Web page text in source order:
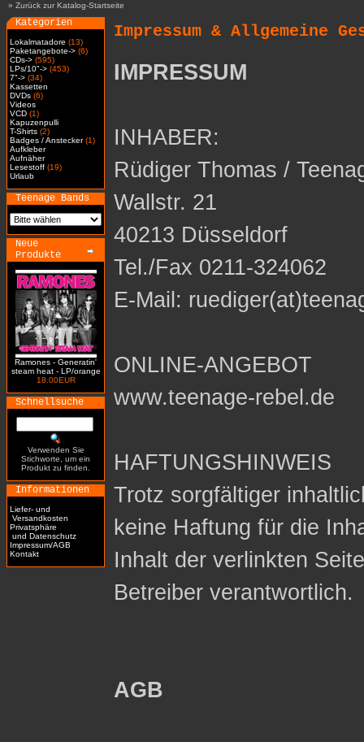
» Zurück zur Katalog-Startseite
Kategorien
Lokalmatadore (13)
Paketangebote-> (6)
CDs-> (595)
LPs/10"-> (453)
7"-> (34)
Kassetten
DVDs (6)
Videos
VCD (1)
Kapuzenpulli
T-Shirts (2)
Badges / Anstecker(1)
Aufkleber
Aufnäher
Lesestoff (19)
Urlaub
Teenage Bands
Neue
Produkte
Ramones - Generatin'
steam heat - LP/orange
18.00EUR
Schnellsuche
Verwenden Sie
Stichworte, um ein
Produkt zu finden.
Informationen
Liefer- und
Versandkosten
Privatsphäre
und Datenschutz
Impressum/AGB
Kontakt
Impressum & Allgemeine
IMPRESSUM
INHABER:
Rüdiger Thomas /
Wallstr. 21
40213 Düsseldorf
Tel./Fax 0211-324062
E-Mail:
ONLINE-ANGEBOT
www.teenage-rebel.de
HAFTUNGSHINWEIS
Trotz sorgfältiger
keine Haftung für die
Inhalt der verlinkten
Betreiber verantwortlich.
AGB